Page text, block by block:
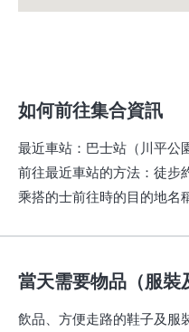
如何前往集合資訊
最近車站 ： 巴士站（川平公
前往最近車站的方法 ： 徒步
乘搭的士前往時的目的地名
當天需要物品（服裝
飲品、方便走路的鞋子及服